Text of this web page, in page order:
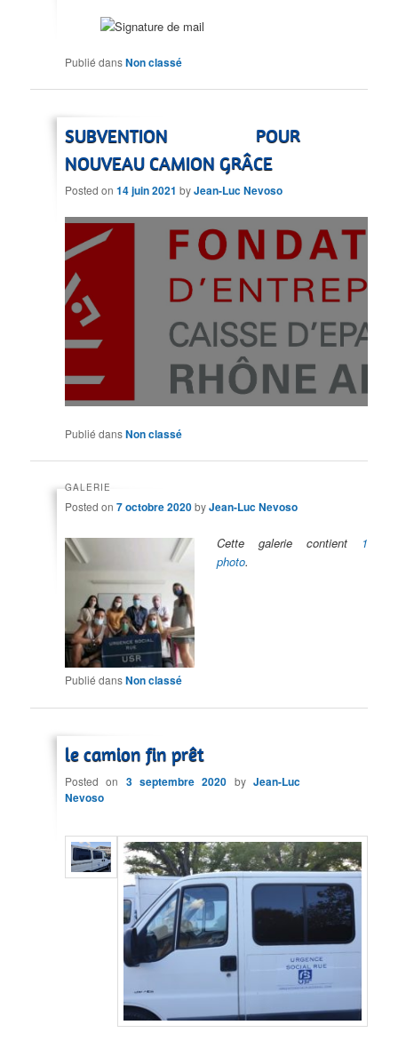
Publié dansNon classé
SUBVENTION POUR
NOUVEAU CAMION GRÂCE
Posted on14 juin 2021 byJean-Luc Nevoso
Publié dansNon classé
GALERIE
Posted on7 octobre 2020byJean-Luc Nevoso
Cette galerie contient
1
photo.
Publié dansNon classé
le camion fin prêt
Posted on 3 septembre 2020 by Jean-Luc
Nevoso